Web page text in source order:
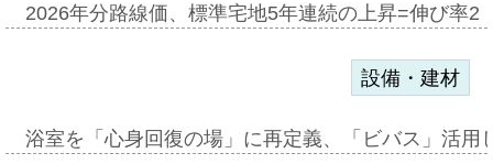
2026年分路線価、標準宅地5年連続の上昇=伸び率
設備・建材
浴室を「心身回復の場」に再定義、「ビバス」活